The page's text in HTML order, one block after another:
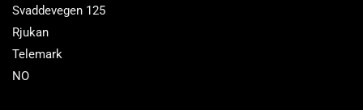
Svaddevegen 125
Rjukan
Telemark
NO